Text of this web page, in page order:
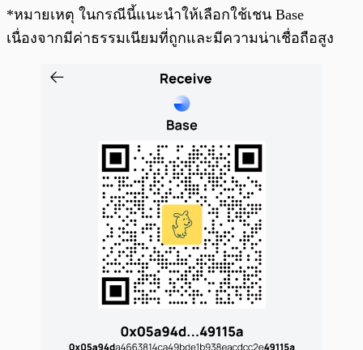
*หมายเหตุ ในกรณีนี้แนะนำให้เลือกใช้เชน Base
เนื่องจากมีค่าธรรมเนียมที่ถูกและมีความน่าเชื่อถือสูง